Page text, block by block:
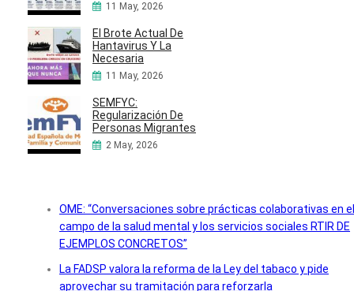
11 May, 2026
El Brote Actual De
Hantavirus Y La
Necesaria
11 May, 2026
SEMFYC:
Regularización De
Personas Migrantes
2 May, 2026
OME: “Conversaciones sobre prácticas colaborativas en el
campo de la salud mental y los servicios sociales RTIR DE
EJEMPLOS CONCRETOS”
La FADSP valora la reforma de la Ley del tabaco y pide
aprovechar su tramitación para reforzarla